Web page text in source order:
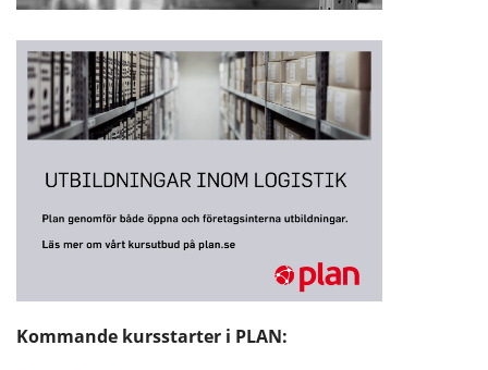
Kommande kursstarter i PLAN: